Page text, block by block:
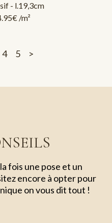
- l.19,3cm
€/m²
4 5 >
fois une pose et un
encore à opter pour
on vous dit tout !